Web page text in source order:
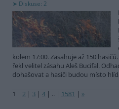
Diskuse: 2
kolem 17:00. Zasahuje až 150
řekl velitel zásahu Aleš Bucifal.
dohašovat a hasiči budou místo
1 | 2 | 3 | 4 | .. | 1581 | »